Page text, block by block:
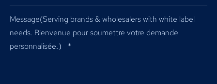
Message(Serving brands & wholesalers with white label
needs. Bienvenue pour soumettre votre demande
personnalisée.）
*